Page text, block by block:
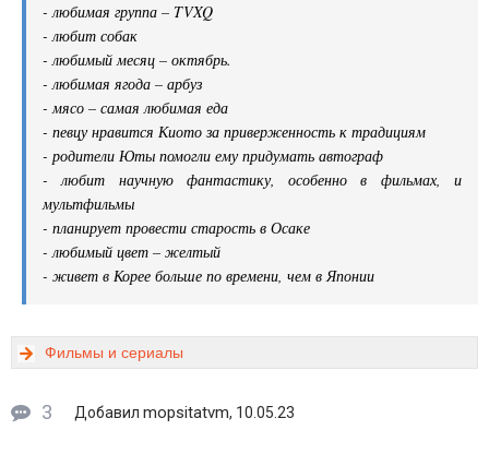
- любимая группа – TVXQ
- любит собак
- любимый месяц – октябрь.
- любимая ягода – арбуз
- мясо – самая любимая еда
- певцу нравится Киото за приверженность к традициям
- родители Юты помогли ему придумать автограф
- любит научную фантастику, особенно в фильмах, и
мультфильмы
- планирует провести старость в Осаке
- любимый цвет – желтый
- живет в Корее больше по времени, чем в Японии
Фильмы и сериалы
3 Добавил mopsitatvm, 10.05.23